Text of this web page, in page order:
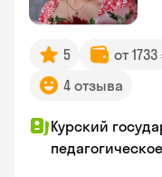
5 от
4 отзыва
Курский